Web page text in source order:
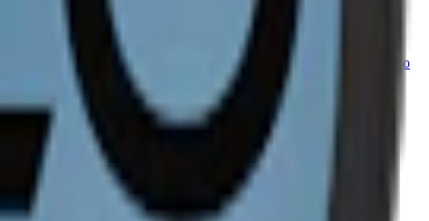
märket utökat sitt utbud med innovativa smaker och produkter.
Velo